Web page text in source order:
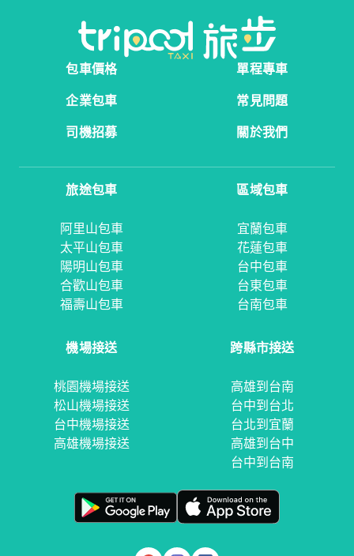
包車價格
單程專車
企業包車
常見問題
司機招募
關於我們
旅途包車
阿里山包車
太平山包車
陽明山包車
合歡山包車
福壽山包車
區域包車
宜蘭包車
花蓮包車
台中包車
台東包車
台南包車
機場接送
桃園機場接送
松山機場接送
台中機場接送
高雄機場接送
跨縣市接送
高雄到台南
台中到台北
台北到宜蘭
高雄到台中
台中到台南